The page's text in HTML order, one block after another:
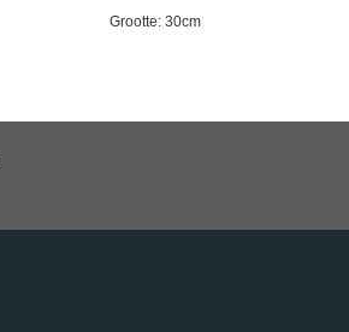
Grootte: 30cm